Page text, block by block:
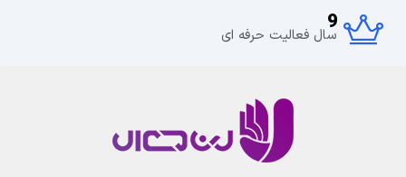
9
سال فعالیت حرفه ای